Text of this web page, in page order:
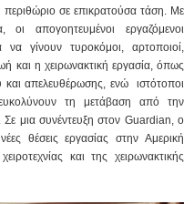
περιθώριο σε επικρατούσα τάση. Με
απογοητευμένοι εργαζόμενοι
γίνουν τυροκόμοι, αρτοποιοί,
και η χειρωνακτική εργασία, όπως
και απελευθέρωσης, ενώ ιστότοποι
τη μετάβαση από την
μια συνέντευξη στον Guardian, ο
θέσεις εργασίας στην Αμερική
και της χειρωνακτικής